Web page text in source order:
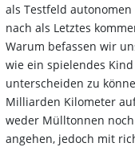
als Testfeld
nach als Letztes
Warum befassen wir
wie ein spielendes
unterscheiden zu
Milliarden Kilometer
weder Mülltonnen
angehen, jedoch mit